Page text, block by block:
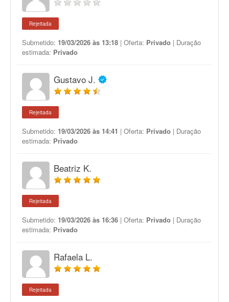
Rejeitada
Submetido: 19/03/2026 às 13:18 | Oferta: Privado | Duração
estimada: Privado
Gustavo J.
Rejeitada
Submetido: 19/03/2026 às 14:41 | Oferta: Privado | Duração
estimada: Privado
Beatriz K.
Rejeitada
Submetido: 19/03/2026 às 16:36 | Oferta: Privado | Duração
estimada: Privado
Rafaela L.
Rejeitada